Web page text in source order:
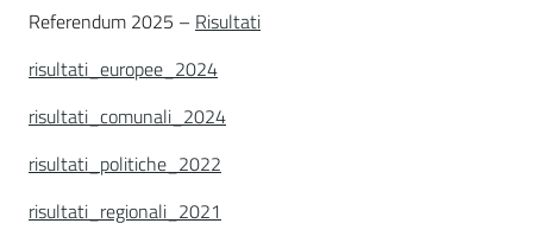
Referendum 2025 – Risultati
risultati_europee_2024
risultati_comunali_2024
risultati_politiche_2022
risultati_regionali_2021